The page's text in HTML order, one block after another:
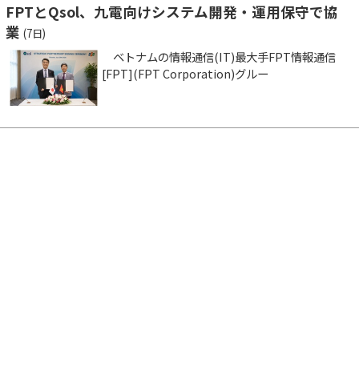
FPTとQsol、九電向けシステム開発・運用保守で協
業 (7日)
ベトナムの情報通信(IT)最大手FPT情報通信
[FPT](FPT Corporation)グルー